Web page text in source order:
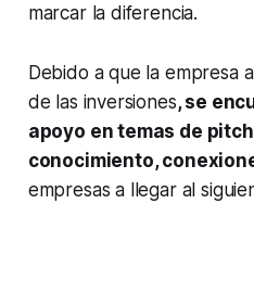
marcar la diferencia.
Debido a que la empresa
de las inversiones, se
apoyo en temas de
conocimiento,
empresas a llegar al